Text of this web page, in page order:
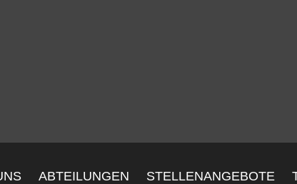
ABTEILUNGEN STELLENANGEBOTE